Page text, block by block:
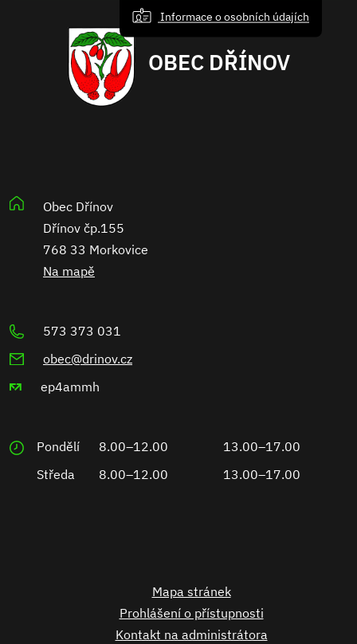
Informace o osobních údajích
OBEC DŘÍNOV
Obec Dřínov
Dřínov čp.155
768 33 Morkovice
Na mapě
573 373 031
obec@drinov.cz
ep4ammh
Pondělí 8.00–12.00
13.00–17.00
Středa
8.00–12.00 13.00–17.00
Mapa stránek
Prohlášení o přístupnosti
Kontakt na administrátora